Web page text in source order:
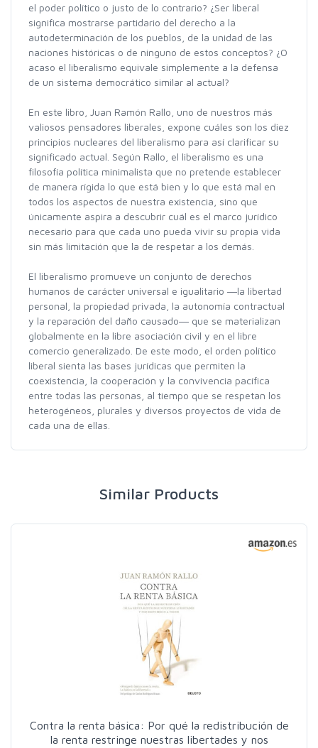
el poder político o justo de lo contrario? ¿Ser liberal
significa mostrarse partidario del derecho a la
autodeterminación de los pueblos, de la unidad de las
naciones históricas o de ninguno de estos conceptos? ¿O
acaso el liberalismo equivale simplemente a la defensa
de un sistema democrático similar al actual?
En este libro, Juan Ramón Rallo, uno de nuestros más
valiosos pensadores liberales, expone cuáles son los diez
principios nucleares del liberalismo para así clarificar su
significado actual. Según Rallo, el liberalismo es una
filosofía política minimalista que no pretende establecer
de manera rígida lo que está bien y lo que está mal en
todos los aspectos de nuestra existencia, sino que
únicamente aspira a descubrir cuál es el marco jurídico
necesario para que cada uno pueda vivir su propia vida
sin más limitación que la de respetar a los demás.
El liberalismo promueve un conjunto de derechos
humanos de carácter universal e igualitario ―la libertad
personal, la propiedad privada, la autonomía contractual
y la reparación del daño causado― que se materializan
globalmente en la libre asociación civil y en el libre
comercio generalizado. De este modo, el orden político
liberal sienta las bases jurídicas que permiten la
coexistencia, la cooperación y la convivencia pacífica
entre todas las personas, al tiempo que se respetan los
heterogéneos, plurales y diversos proyectos de vida de
cada una de ellas.
Similar Products
Contra la renta básica: Por qué la redistribución de
la renta restringe nuestras libertades y nos